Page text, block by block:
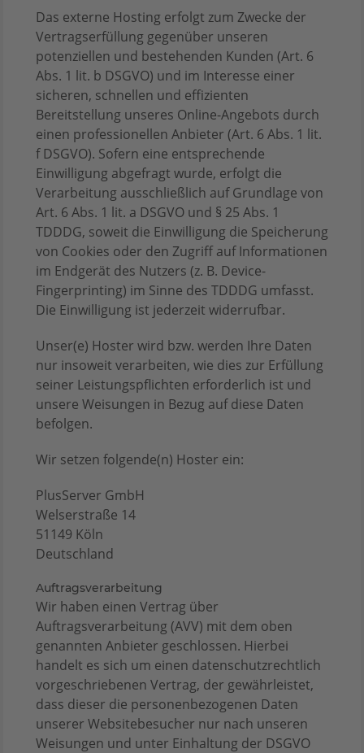
Das externe Hosting erfolgt zum Zwecke der
Vertragserfüllung gegenüber unseren
potenziellen und bestehenden Kunden (Art. 6
Abs. 1 lit. b DSGVO) und im Interesse einer
sicheren, schnellen und effizienten
Bereitstellung unseres Online-Angebots durch
einen professionellen Anbieter (Art. 6 Abs. 1 lit.
f DSGVO). Sofern eine entsprechende
Einwilligung abgefragt wurde, erfolgt die
Verarbeitung ausschließlich auf Grundlage von
Art. 6 Abs. 1 lit. a DSGVO und § 25 Abs. 1
TDDDG, soweit die Einwilligung die Speicherung
von Cookies oder den Zugriff auf Informationen
im Endgerät des Nutzers (z. B. Device-
Fingerprinting) im Sinne des TDDDG umfasst.
Die Einwilligung ist jederzeit widerrufbar.
Unser(e) Hoster wird bzw. werden Ihre Daten
nur insoweit verarbeiten, wie dies zur Erfüllung
seiner Leistungspflichten erforderlich ist und
unsere Weisungen in Bezug auf diese Daten
befolgen.
Wir setzen folgende(n) Hoster ein:
PlusServer GmbH
Welserstraße 14
51149 Köln
Deutschland
Auftragsverarbeitung
Wir haben einen Vertrag über
Auftragsverarbeitung (AVV) mit dem oben
genannten Anbieter geschlossen. Hierbei
handelt es sich um einen datenschutzrechtlich
vorgeschriebenen Vertrag, der gewährleistet,
dass dieser die personenbezogenen Daten
unserer Websitebesucher nur nach unseren
Weisungen und unter Einhaltung der DSGVO